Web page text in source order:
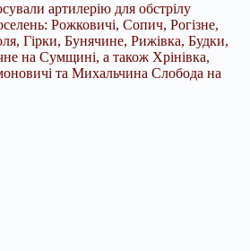
артилерію для обстрілу
Рожковичі, Сопич, Рогізне,
Гірки, Бунячине, Рижівка, Будки,
на Сумщині, а також Хрінівка,
та Михальчина Слобода на